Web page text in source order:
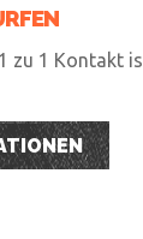
zu 1 Kontakt